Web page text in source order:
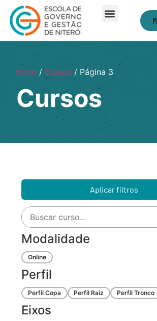
Início/Cursos/ Página 3
Cursos
Aplicar filtros
Modalidade
Online
Perfil
Perfil Copa Perfil Raiz Perfil Tronco
Eixos